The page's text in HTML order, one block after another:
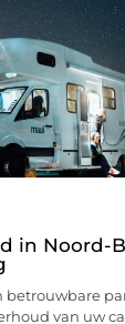
in Noord-
betrouwbare
van uw